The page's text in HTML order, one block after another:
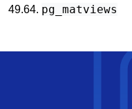
49.64. pg_matviews